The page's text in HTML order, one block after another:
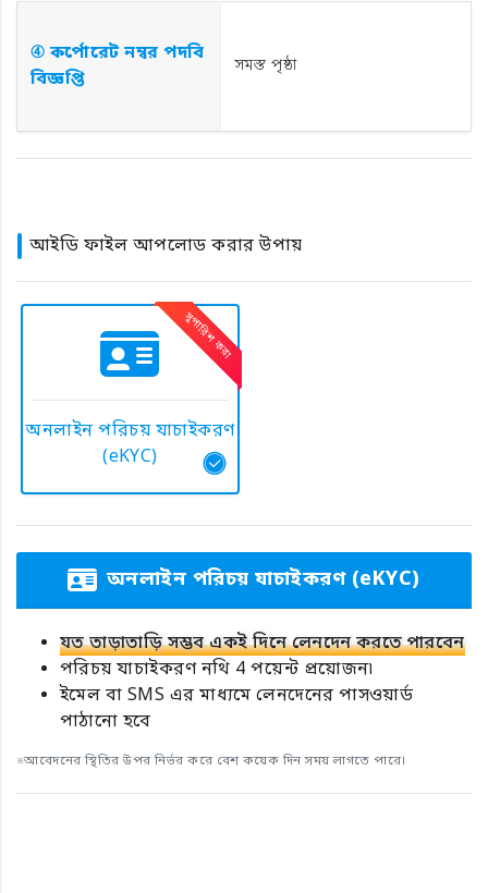
④ কর্পোরেট নম্বর পদবি
বিজ্ঞপ্তি
সমস্ত পৃষ্ঠা
আইডি ফাইল আপলোড করার উপায়
অনলাইন পরিচয় যাচাইকরণ
(eKYC)
অনলাইন পরিচয় যাচাইকরণ (eKYC)
যত তাড়াতাড়ি সম্ভব একই দিনে লেনদেন করতে পারবেন
পরিচয় যাচাইকরণ নথি 4 পয়েন্ট প্রয়োজন৷
ইমেল বা SMS এর মাধ্যমে লেনদেনের পাসওয়ার্ড
পাঠানো হবে
※আবেদনের স্থিতির উপর নির্ভর করে বেশ কয়েক দিন সময় লাগতে পারে।